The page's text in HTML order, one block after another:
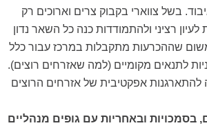
בשל צווארי בקבוק צרים וארוכים רק
רציני ולהתמודדות כנה כל השאר נדון
שההכרעות מתקבלות במרכז עבור כלל
לתנאים מקומיים (למה שאזרחים רוצים).
להתארגנות אפקטיבית של אזרחים הרוצים
ובאחריות עם גופים מנהליים